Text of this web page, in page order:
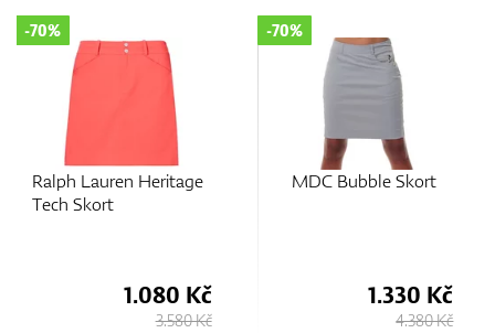
Ralph Lauren Heritage
Tech Skort
-70%
1.080 Kč
3.580 Kč
MDC Bubble Skort
-70%
1.330 Kč
4.380 Kč